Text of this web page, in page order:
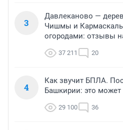
3
Давлеканово —
Чишмы и
огородами: отзывы
37 211 20
4
Как звучит БПЛА.
Башкирии: это
29 100 36